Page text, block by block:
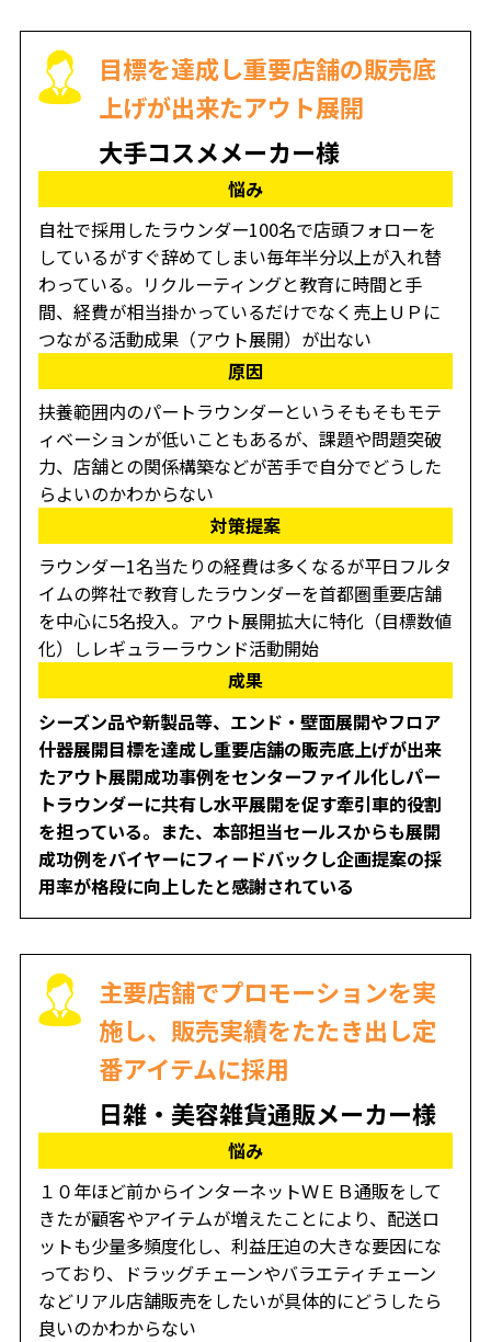
目標を達成し重要店舗の販売底
上げが出来たアウト展開
大手コスメメーカー様
悩み
自社で採用したラウンダー100名で店頭フォローを
しているがすぐ辞めてしまい毎年半分以上が入れ替
わっている。リクルーティングと教育に時間と手
間、経費が相当掛かっているだけでなく売上ＵＰに
つながる活動成果（アウト展開）が出ない
原因
扶養範囲内のパートラウンダーというそもそもモテ
ィベーションが低いこともあるが、課題や問題突破
力、店舗との関係構築などが苦手で自分でどうした
らよいのかわからない
対策提案
ラウンダー1名当たりの経費は多くなるが平日フルタ
イムの弊社で教育したラウンダーを首都圏重要店舗
を中心に5名投入。アウト展開拡大に特化（目標数値
化）しレギュラーラウンド活動開始
成果
シーズン品や新製品等、エンド・壁面展開やフロア
什器展開目標を達成し重要店舗の販売底上げが出来
たアウト展開成功事例をセンターファイル化しパー
トラウンダーに共有し水平展開を促す牽引車的役割
を担っている。また、本部担当セールスからも展開
成功例をバイヤーにフィードバックし企画提案の採
用率が格段に向上したと感謝されている
主要店舗でプロモーションを実
施し、販売実績をたたき出し定
番アイテムに採用
日雑・美容雑貨通販メーカー様
悩み
１０年ほど前からインターネットＷＥＢ通販をして
きたが顧客やアイテムが増えたことにより、配送ロ
ットも少量多頻度化し、利益圧迫の大きな要因にな
っており、ドラッグチェーンやバラエティチェーン
などリアル店舗販売をしたいが具体的にどうしたら
良いのかわからない